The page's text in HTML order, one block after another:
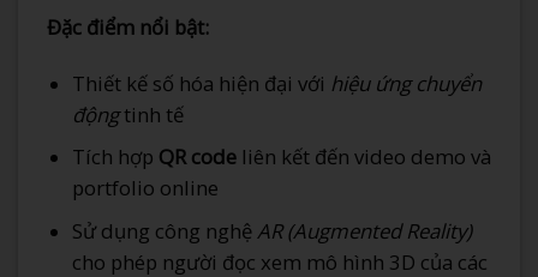
Đặc điểm nổi bật:
Thiết kế số hóa hiện đại với hiệu ứng chuyển
độngtinh tế
Tích hợp QR codeliên kết đến video demo và
portfolio online
Sử dụng công nghệAR (Augmented Reality)
cho phép người đọc xem mô hình 3D của các